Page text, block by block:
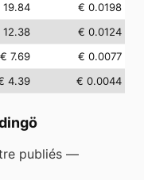
19.84
€ 0.0198
12.38
€ 0.0124
€ 7.69
€ 0.0077
4.39 € 0.0044
publiés —